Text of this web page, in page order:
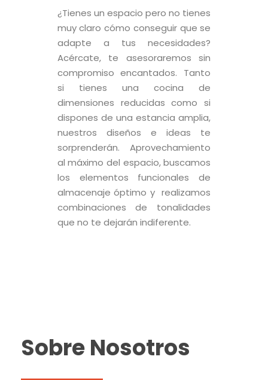
¿Tienes un espacio pero no tienes
muy claro cómo conseguir que se
adapte a tus necesidades?
Acércate, te asesoraremos sin
compromiso encantados. Tanto
si tienes una cocina de
dimensiones reducidas como si
dispones de una estancia amplia,
nuestros diseños e ideas te
sorprenderán. Aprovechamiento
al máximo del espacio, buscamos
los elementos funcionales de
almacenaje óptimo y realizamos
combinaciones de tonalidades
que no te dejarán indiferente.
Sobre Nosotros